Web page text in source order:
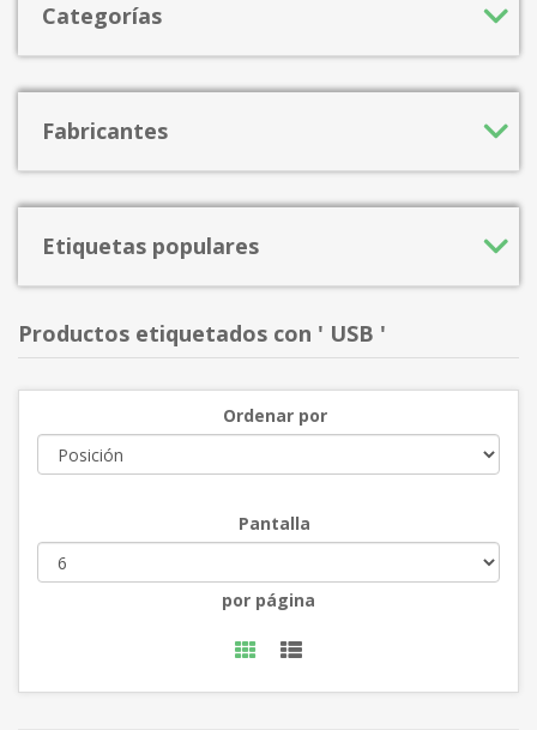
Categorías
Fabricantes
Etiquetas populares
Productos etiquetados con ' USB '
Ordenar por
Pantalla
por página